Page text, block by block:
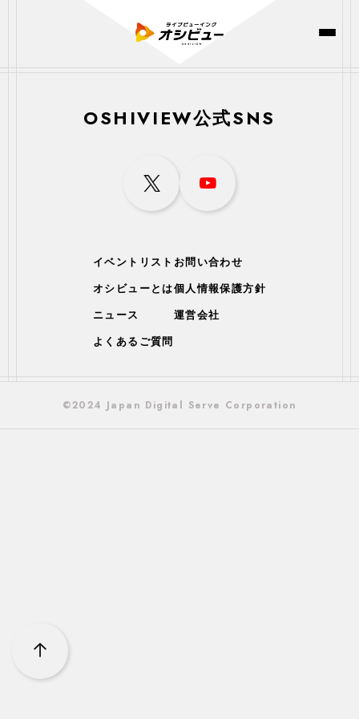
OSHIVIEW公式SNS
イベントリスト
オシビューとは
ニュース
よくあるご質問
お問い合わせ
個人情報保護方針
運営会社
©2024 Japan Digital Serve Corporation